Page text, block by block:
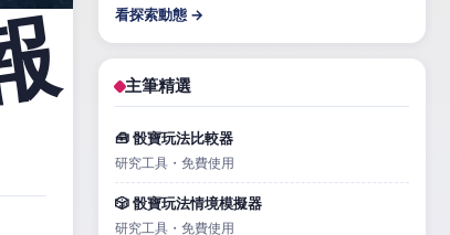
看探索動態 →
主筆精選
🧰 骰寶玩法比較器
研究工具・免費使用
🎲 骰寶玩法情境模擬器
研究工具・免費使用